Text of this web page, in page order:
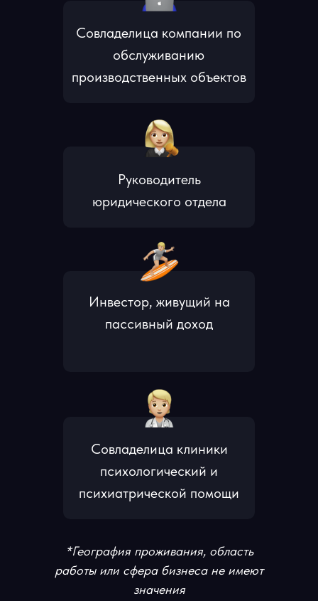
*География проживания, область
работы или сфера бизнеса не имеют
значения
Руководитель
юридического отдела
Инвестор, живущий на
пассивный доход
Совладелица компании по
обслуживанию
производственных объектов
Совладелица клиники
психологический и
психиатрической помощи